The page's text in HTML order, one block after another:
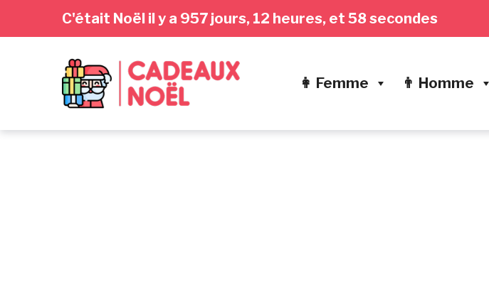
navigation
C'était Noël il y a 957 jours, 12 heures, et 59 secondes
👩 Femme 👨 Homme